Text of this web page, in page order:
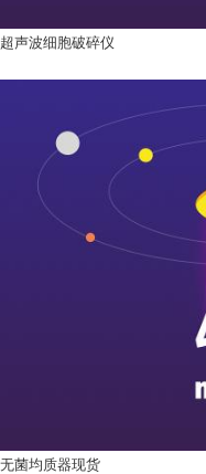
超声波细胞破碎仪
无菌均质器现货